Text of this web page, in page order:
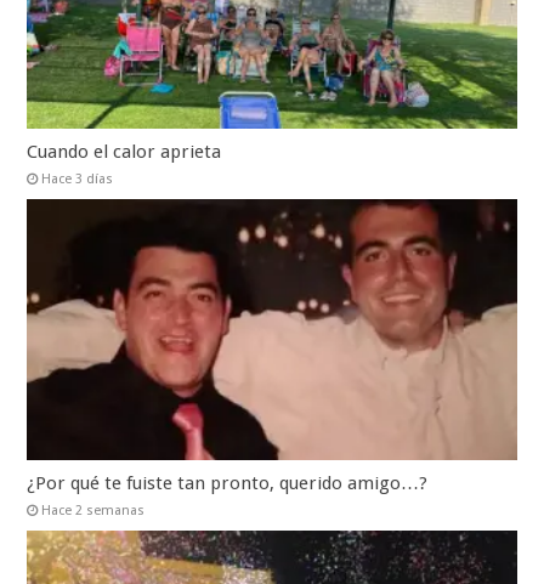
Cuando el calor aprieta
Hace 3 días
¿Por qué te fuiste tan pronto, querido amigo…?
Hace 2 semanas